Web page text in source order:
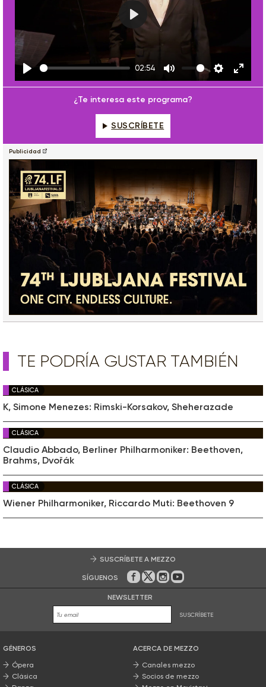
Play
02:54
Mute Settings
Enter
Play
¿Te interesa este programa?
SUSCRÍBETE
Publicidad
TE PODRÍA GUSTAR TAMBIÉN
CLÁSICA
K, Simone Menezes: Rimski-Korsakov, Sheherazade
CLÁSICA
Claudio Abbado, Berliner Philharmoniker: Beethoven,
Brahms, Dvořák
CLÁSICA
Wiener Philharmoniker, Riccardo Muti: Beethoven 9
SUSCRÍBETE A MEZZO
SÍGUENOS En Facebook
En Twitter
En Instagram
En Youtube
NEWSLETTER
SUSCRÍBETE
GÉNEROS
Ópera
Clásica
ACERCA DE MEZZO
Canales mezzo
Socios de mezzo